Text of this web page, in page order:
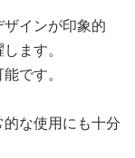
インが印象的
ます。
です。
な使用にも十分